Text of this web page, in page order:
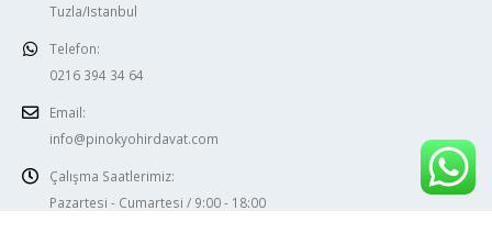
Tuzla/Istanbul
Telefon:
0216 394 34 64
Email:
info@pinokyohirdavat.com
Çalışma Saatlerimiz:
Pazartesi - Cumartesi / 9:00 - 18:00